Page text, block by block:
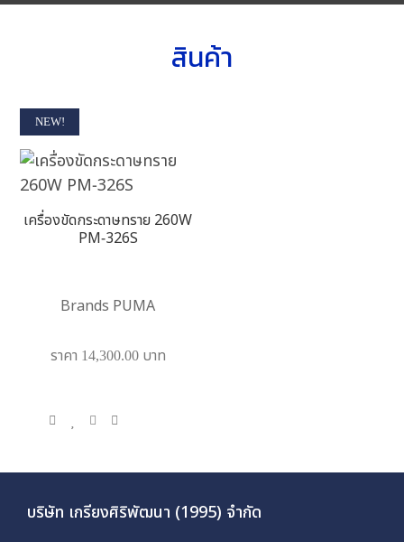
สินค้า
NEW!
เครื่องขัดกระดาษทราย 260W
PM-326S
Brands PUMA
ราคา 14,300.00 บาท
บริษัท เกรียงศิริพัฒนา (1995) จำกัด